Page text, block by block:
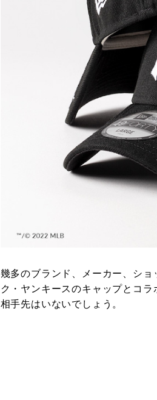
幾多のブランド、メーカー、シ
ク・ヤンキースのキャップとコ
相手先はいないでしょう。